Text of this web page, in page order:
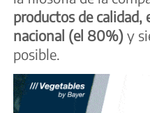
productos de calidad,
nacional (el 80%) y
posible.